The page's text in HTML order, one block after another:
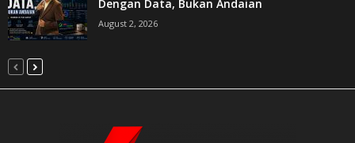
Dengan Data, Bukan Andaian
August 2, 2026